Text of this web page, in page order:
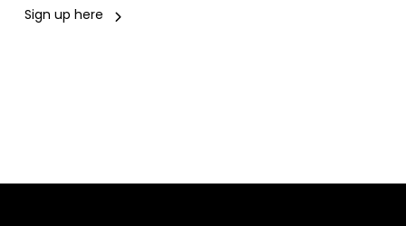
Sign up here